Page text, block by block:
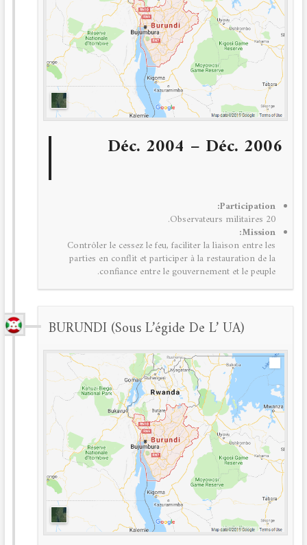
Déc. 2004 – Déc. 2006
Participation:
20 Observateurs militaires.
Mission:
Contrôler le cessez le feu, faciliter la liaison entre les
parties en conflit et participer à la restauration de la
confiance entre le gouvernement et le peuple.
BURUNDI (sous L’égide De L’ UA)